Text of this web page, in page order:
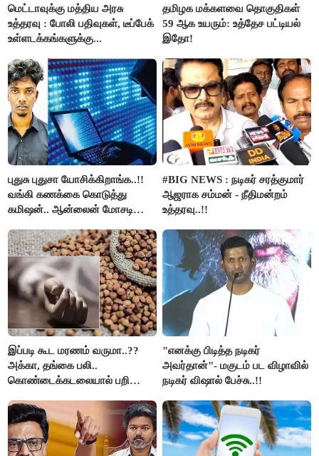
மெட்டாவுக்கு மத்திய அரசு
உத்தரவு : போலி பதிவுகள், டீப்பேக்
உள்ளடக்கங்களுக்கு...
தமிழக மக்களவை தொகுதிகள்
59 ஆக உயரும்: உத்தேச பட்டியல்
இதோ!
புதுசு புதுசா யோசிக்கிறாங்க..!!
வங்கி கணக்கை கொடுத்து
கமிஷன்.. ஆன்லைன் மோசடி
கைது..!!
#BIG NEWS : நடிகர் சரத்குமார்
ஆஜராக சம்மன் - நீதிமன்றம்
உத்தரவு..!!
இப்படி கூட மரணம் வருமா..??
அக்கா, தங்கை பலி..
கொண்டைக்கடலையால் பறிபோன
"எனக்கு பிடித்த நடிகர்
அவர்தான்"- மகுடம் பட விழாவில்
நடிகர் விஷால் பேச்சு..!!